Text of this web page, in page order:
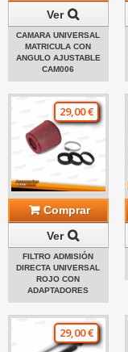
Ver
CAMARA UNIVERSAL
MATRICULA CON
ANGULO AJUSTABLE
CAM006
29,00 €
Comprar
Ver
FILTRO ADMISIÓN
DIRECTA UNIVERSAL
ROJO CON
ADAPTADORES
29,00 €